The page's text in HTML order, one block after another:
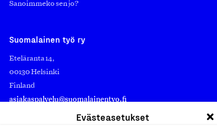
Evästeasetukset
Sanoimmeko sen jo?
Suomalainen työ ry
Eteläranta 14,
00130 Helsinki
Finland
asiakaspalvelu@suomalainentyo.fi
laskutus@suomalainentyo.fi